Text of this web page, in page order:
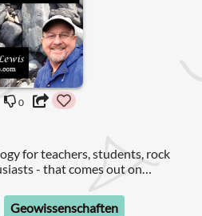
0
for teachers, students, rock
- that comes out on
born geologist who loves
'geology'.
Geowissenschaften